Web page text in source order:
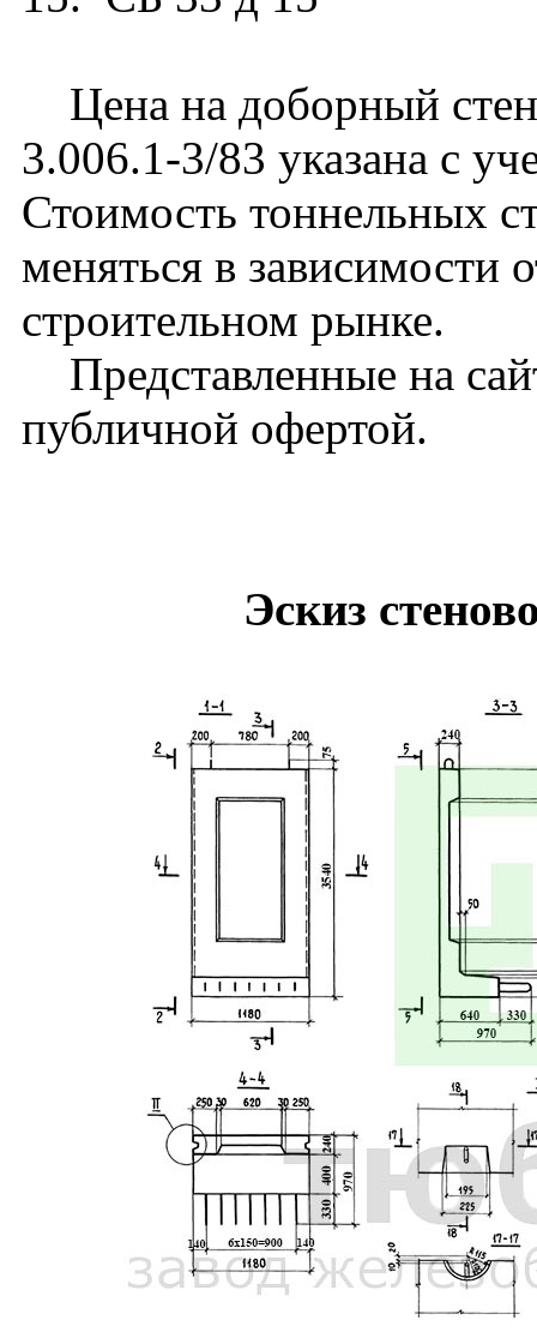
Цена на доборный
3.006.1-3/83 указана с
Стоимость тоннельных
меняться в зависимости
строительном рынке.
Представленные на
публичной офертой.
Эскиз